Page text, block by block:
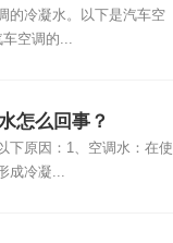
的冷凝水。以下是汽车空
空调的...
怎么回事？
下原因：1、空调水：在使
成冷凝...